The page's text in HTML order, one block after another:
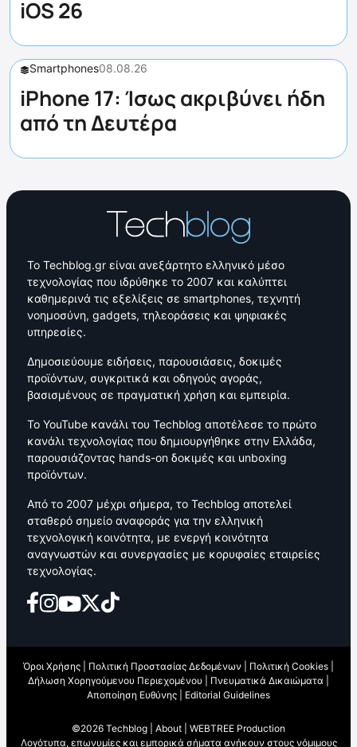
iOS 26
Smartphones08.08.26
iPhone 17: Ίσως ακριβύνει ήδη
από τη Δευτέρα
Το Techblog.gr είναι ανεξάρτητο ελληνικό μέσο
τεχνολογίας που ιδρύθηκε το 2007 και καλύπτει
καθημερινά τις εξελίξεις σε smartphones, τεχνητή
νοημοσύνη, gadgets, τηλεοράσεις και ψηφιακές
υπηρεσίες.
Δημοσιεύουμε ειδήσεις, παρουσιάσεις, δοκιμές
προϊόντων, συγκριτικά και οδηγούς αγοράς,
βασισμένους σε πραγματική χρήση και εμπειρία.
Το YouTube κανάλι του Techblog αποτέλεσε το πρώτο
κανάλι τεχνολογίας που δημιουργήθηκε στην Ελλάδα,
παρουσιάζοντας hands-on δοκιμές και unboxing
προϊόντων.
Από το 2007 μέχρι σήμερα, το Techblog αποτελεί
σταθερό σημείο αναφοράς για την ελληνική
τεχνολογική κοινότητα, με ενεργή κοινότητα
αναγνωστών και συνεργασίες με κορυφαίες εταιρείες
τεχνολογίας.
Όροι Χρήσης Πολιτική Προστασίας Δεδομένων Πολιτική Cookies
Δήλωση Χορηγούμενου Περιεχομένου
Πνευματικά Δικαιώματα
Αποποίηση Ευθύνης
Editorial Guidelines
©2026 Techblog | About
WEBTREE Production
Λογότυπα, επωνυμίες και εμπορικά σήματα ανήκουν στους νόμιμους